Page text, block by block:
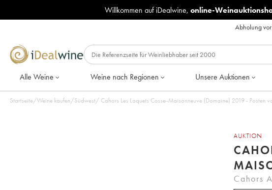
Willkommen auf iDealwine, online-
Abholung
Alle Weine Weine nach Regionen Unsere Auktionen
Startseite/Weine kaufen/Südwest/ Cahors Les Laquets Cosse-Maisonneuve (Domaine) 2019 - Posten
AUKTION
Cahors